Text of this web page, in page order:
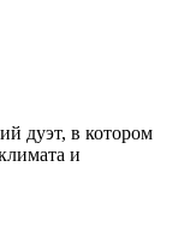
дуэт, в котором
и